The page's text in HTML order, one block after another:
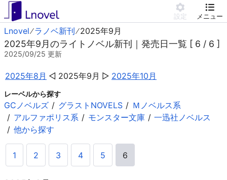
設定 メニュー
Lnovel ラノベ新刊 2025年9月
2025年9月のライトノベル新刊｜発売日一覧 [ 6 / 6 ]
2025/09/25 更新
2025年8月 2025年9月 2025年10月
レーベルから探す
GCノベルズ グラストNOVELS
Ｍノベルス系
アルファポリス系
モンスター文庫
一迅社ノベルス
他から探す
1 2 3 4 5 6